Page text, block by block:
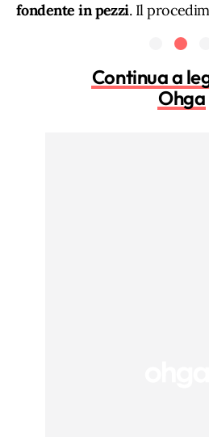
fondente in pezzi. Il
Continua a
Ohga